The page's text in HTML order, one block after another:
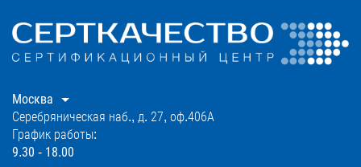
Москва
Серебряническая наб., д. 27, оф.406А
График работы:
9.30 - 18.00